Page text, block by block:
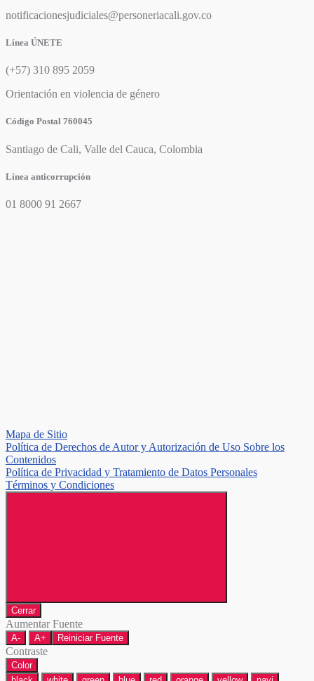
notificacionesjudiciales@personeriacali.gov.co
Línea ÚNETE
(+57) 310 895 2059
Orientación en violencia de género
Código Postal 760045
Santiago de Cali, Valle del Cauca, Colombia
Línea anticorrupción
01 8000 91 2667
Mapa de Sitio
Política de Derechos de Autor y Autorización de Uso Sobre los
Contenidos
Política de Privacidad y Tratamiento de Datos Personales
Términos y Condiciones
Cerrar
Aumentar Fuente
A- A+ Reiniciar Fuente
Contraste
Color